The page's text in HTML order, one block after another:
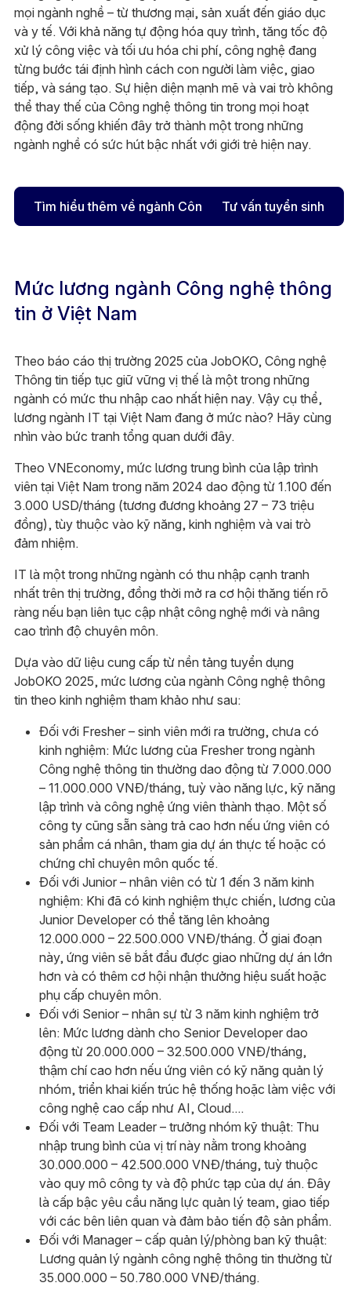
mọi ngành nghề – từ thương mại, sản xuất đến giáo dục
và y tế. Với khả năng tự động hóa quy trình, tăng tốc độ
xử lý công việc và tối ưu hóa chi phí, công nghệ đang
từng bước tái định hình cách con người làm việc, giao
tiếp, và sáng tạo. Sự hiện diện mạnh mẽ và vai trò không
thể thay thế của Công nghệ thông tin trong mọi hoạt
động đời sống khiến đây trở thành một trong những
ngành nghề có sức hút bậc nhất với giới trẻ hiện nay.
Tìm hiểu thêm về ngành Công nghệ thông tin
Tư vấn tuyển sinh
Mức lương ngành Công nghệ thông
tin ở Việt Nam
Theo báo cáo thị trường 2025 của JobOKO, Công nghệ
Thông tin tiếp tục giữ vững vị thế là một trong những
ngành có mức thu nhập cao nhất hiện nay. Vậy cụ thể,
lương ngành IT tại Việt Nam đang ở mức nào? Hãy cùng
nhìn vào bức tranh tổng quan dưới đây.
Theo VNEconomy, mức lương trung bình của lập trình
viên tại Việt Nam trong năm 2024 dao động từ 1.100 đến
3.000 USD/tháng (tương đương khoảng 27 – 73 triệu
đồng), tùy thuộc vào kỹ năng, kinh nghiệm và vai trò
đảm nhiệm.
IT là một trong những ngành có thu nhập cạnh tranh
nhất trên thị trường, đồng thời mở ra cơ hội thăng tiến rõ
ràng nếu bạn liên tục cập nhật công nghệ mới và nâng
cao trình độ chuyên môn.
Dựa vào dữ liệu cung cấp từ nền tảng tuyển dụng
JobOKO 2025, mức lương của ngành Công nghệ thông
tin theo kinh nghiệm tham khảo như sau:
Đối với Fresher – sinh viên mới ra trường, chưa có
kinh nghiệm: Mức lương của Fresher trong ngành
Công nghệ thông tin thường dao động từ 7.000.000
– 11.000.000 VNĐ/tháng, tuỳ vào năng lực, kỹ năng
lập trình và công nghệ ứng viên thành thạo. Một số
công ty cũng sẵn sàng trả cao hơn nếu ứng viên có
sản phẩm cá nhân, tham gia dự án thực tế hoặc có
chứng chỉ chuyên môn quốc tế.
Đối với Junior – nhân viên có từ 1 đến 3 năm kinh
nghiệm: Khi đã có kinh nghiệm thực chiến, lương của
Junior Developer có thể tăng lên khoảng
12.000.000 – 22.500.000 VNĐ/tháng. Ở giai đoạn
này, ứng viên sẽ bắt đầu được giao những dự án lớn
hơn và có thêm cơ hội nhận thưởng hiệu suất hoặc
phụ cấp chuyên môn.
Đối với Senior – nhân sự từ 3 năm kinh nghiệm trở
lên: Mức lương dành cho Senior Developer dao
động từ 20.000.000 – 32.500.000 VNĐ/tháng,
thậm chí cao hơn nếu ứng viên có kỹ năng quản lý
nhóm, triển khai kiến trúc hệ thống hoặc làm việc với
công nghệ cao cấp như AI, Cloud....
Đối với Team Leader – trưởng nhóm kỹ thuật: Thu
nhập trung bình của vị trí này nằm trong khoảng
30.000.000 – 42.500.000 VNĐ/tháng, tuỳ thuộc
vào quy mô công ty và độ phức tạp của dự án. Đây
là cấp bậc yêu cầu năng lực quản lý team, giao tiếp
với các bên liên quan và đảm bảo tiến độ sản phẩm.
Đối với Manager – cấp quản lý/phòng ban kỹ thuật:
Lương quản lý ngành công nghệ thông tin thường từ
35.000.000 – 50.780.000 VNĐ/tháng.